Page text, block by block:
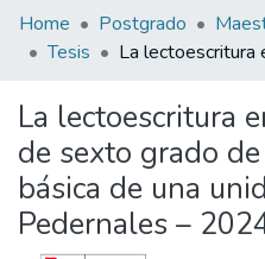
Communities
&
All of DSpace
Statistics
Home Postgrado
Tesis
La lectoescritura
de sexto grado
básica de una
Pedernales –